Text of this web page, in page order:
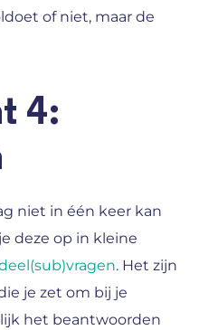
of niet, maar de
4:
niet in één keer kan
deze op in kleine
. Het zijn
je zet om bij je
het beantwoorden